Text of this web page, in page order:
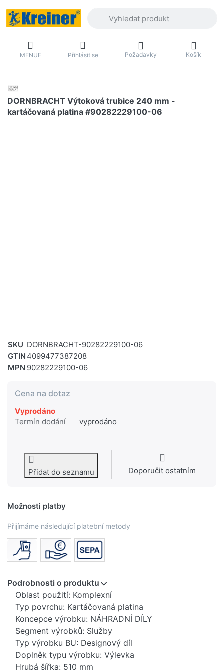
MENUE Přihlásit se Požadavky Košík
DORNBRACHT Výtoková trubice 240 mm -
kartáčovaná platina #90282229100-06
SKU DORNBRACHT-90282229100-06
GTIN 4099477387208
MPN 90282229100-06
Cena na dotaz
Vyprodáno
Termín dodání
vyprodáno
Přidat do seznamu Doporučit ostatním
Možnosti platby
Přijímáme následující platební metody
Podrobnosti o produktu
Oblast použití: Komplexní
Typ povrchu: Kartáčovaná platina
Koncepce výrobku: NÁHRADNÍ DÍLY
Segment výrobků: Služby
Typ výrobku BU: Designový díl
Doplněk typu výrobku: Výlevka
Hrubá šířka: 510 mm